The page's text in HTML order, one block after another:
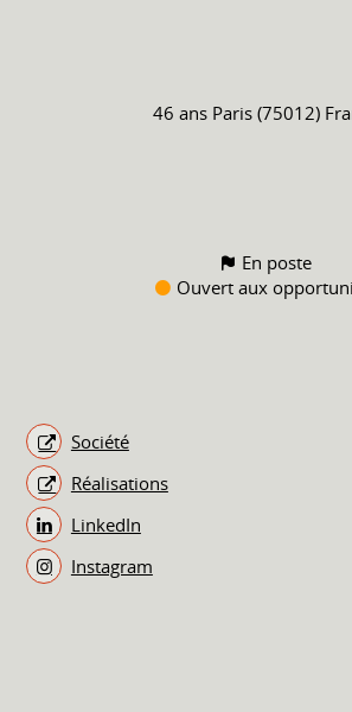
46 ans Paris (75012)
En poste
Ouvert aux
Société
Réalisations
LinkedIn
Instagram